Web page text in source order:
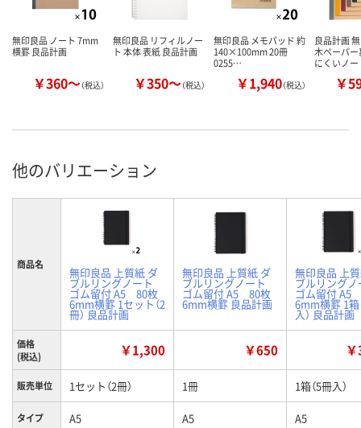
無印良品 ノート 7mm
横罫 良品計画
￥360～（税込）
無印良品 リフィルノー
ト 本体 表紙 良品計画
￥350～（税込）
無印良品 メモパッド 約
140×100mm 20冊
0255…
￥1,940（税込）
良品計画
木ペーパ
にくいノー
￥
他のバリエーション
商品名
無印良品 上質紙 ダ
ブルリングノート
ゴム留付 A5 80枚
6mm横罫 1セット（2
冊） 良品計画
無印良品 上質紙 ダ
ブルリングノート
ゴム留付 A5 80枚
6mm横罫 良品計画
無印良品 上
ブルリングノ
ゴム留付 A5
6mm横罫 1箱
入） 良品計画
価格
(税込)
￥1,300 ￥650
販売単位 1セット（2冊） 1冊 1箱（5冊入）
タイプ A5 A5 A5